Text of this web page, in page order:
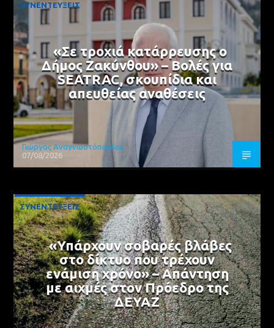
ΣΥΝΕΝΤΕΥΞΕΙΣ
«Σε τροχιά κατάρρευσης ο
Δήμος Ζακύνθου» – Βολές για
SEATRAC, σκουπίδια και
απευθείας αναθέσεις
Γιώργος Αναγνωστόπουλος
07/08/2026
ΣΥΝΕΝΤΕΥΞΕΙΣ
«Υπάρχουν σοβαρές βλάβες
στο δίκτυο που τρέχουν
ενάμιση χρόνο» – Απάντηση
με αιχμές στον Πρόεδρο της
ΔΕΥΑΖ